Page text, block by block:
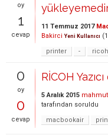
oy
1
cevap
11 Temmuz 2017
Bakirci Yeni Kullanıcı (
printer
- ricoh
0
oy
0
cevap
RİCOH
5 Aralık 2015
tarafından soruldu
macbookair